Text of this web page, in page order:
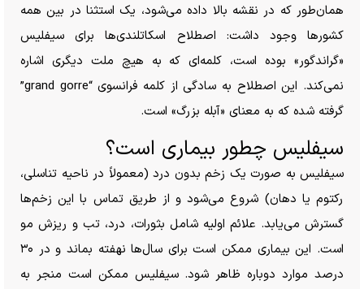
همان‌طور که در نقشه بالا داده می‌شود، یک استثنا در بین همه
کشور‌ها وجود داشت: اصطلاح اسکاتلندی‌ها برای سیفلیس
«گراندگور» بوده است، کلمه‌ای که به هیچ ملت دیگری اشاره
نمی‌کند. این اصطلاح به سادگی از کلمه فرانسوی “grand gorre”
گرفته شده که به معنای «آبله بزرگ» است.
سیفلیس چطور بیماری است؟
سیفلیس به صورت یک زخم بدون درد (معمولاً در ناحیه تناسلی،
رکتوم یا دهان) شروع می‌شود و از طریق تماس با این زخم‌ها
گسترش می‌یابد. علائم اولیه شامل بثورات، درد، تب و ریزش مو
است. این بیماری ممکن است برای سال‌ها نهفته بماند و در ۳۰
درصد موارد دوباره ظاهر شود. سیفلیس ممکن است منجر به